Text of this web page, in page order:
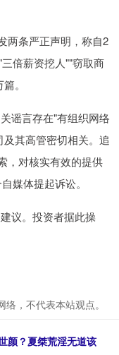
两条严正声明，称自2
倍薪资挖人""窃取商
。
谣言存在"有组织网络
其高管密切相关。追
，对核实有效的提供
媒体提起诉讼。
议。投资者据此操
，不代表本站观点。
颜？夏桀荒淫无道该